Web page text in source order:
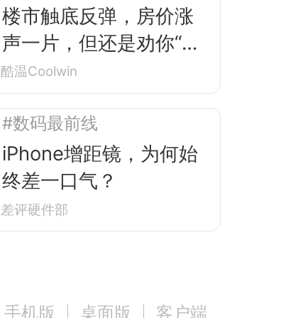
楼市触底反弹，房价涨
声一片，但还是劝你“别
买”
酷温Coolwin
#数码最前线
iPhone增距镜，为何始
终差一口气？
差评硬件部
手机版 桌面版 客户端